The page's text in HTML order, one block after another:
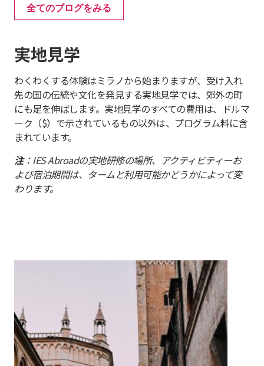
全てのブログをみる
実地見学
わくわくする体験はミラノから始まりますが、受け入れ
先の国の伝統や文化を発見する実地見学では、郊外の町
にも足を伸ばします。実地見学のすべての費用は、ドルマ
ーク（$）で示されているもの以外は、プログラム料に含
まれています。
注：IES Abroadの実地研修の場所、アクティビティーお
よび宿泊期間は、タームと利用可能かどうかによって変
わります。